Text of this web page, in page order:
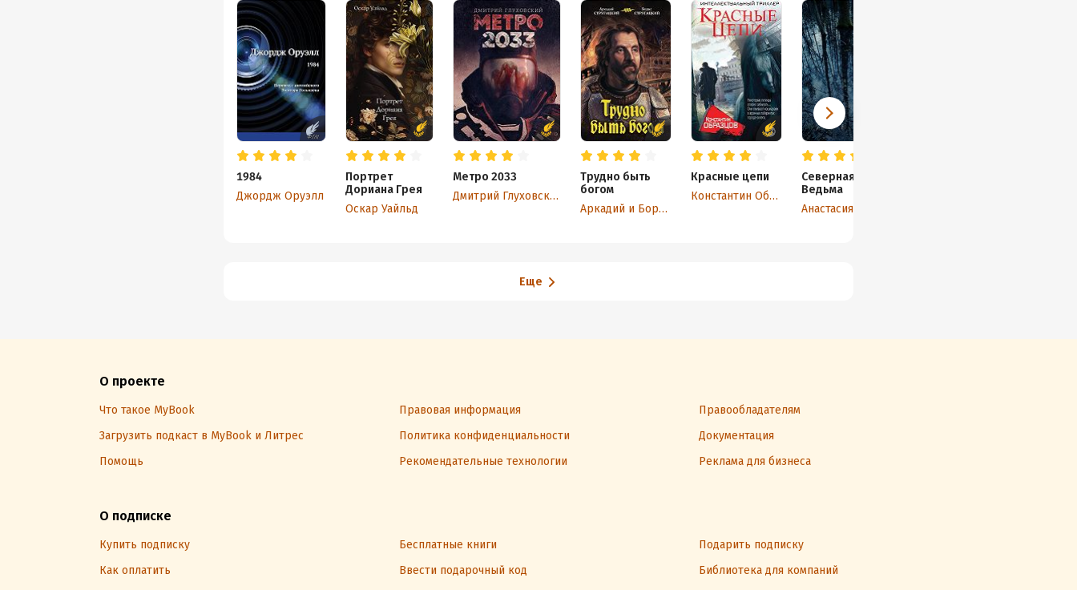
1984
Джордж Оруэлл
Портрет
Дориана Грея
Оскар Уайльд
Метро 2033
Дмитрий Глуховский
Трудно быть
богом
Аркадий и Борис Стругацкие
Красные цепи
Константин Образцов
Северная
Ведьма
Еще
О проекте
Что такое MyBook Правовая информация
Правообладателям
Загрузить подкаст в MyBook и Литрес
Политика конфиденциальности
Документация
Помощь
Рекомендательные технологии Реклама для бизнеса
О подписке
Купить подписку Бесплатные книги
Подарить подписку
Как оплатить
Ввести подарочный код
Библиотека для компаний